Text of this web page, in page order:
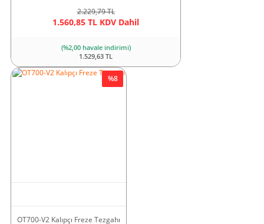
2.229,79 TL
1.560,85 TL KDV Dahil
(%2,00 havale indirimi)
1.529,63 TL
OT700-V2 Kalıpçı Freze Tezgahı
%8